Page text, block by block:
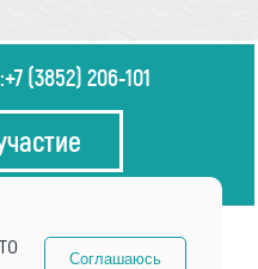
+7 (3852) 206-101
Соглашаюсь